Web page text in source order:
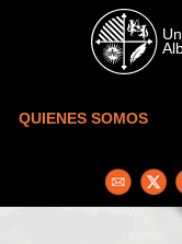
Skip to main content
QUIENES SOMOS